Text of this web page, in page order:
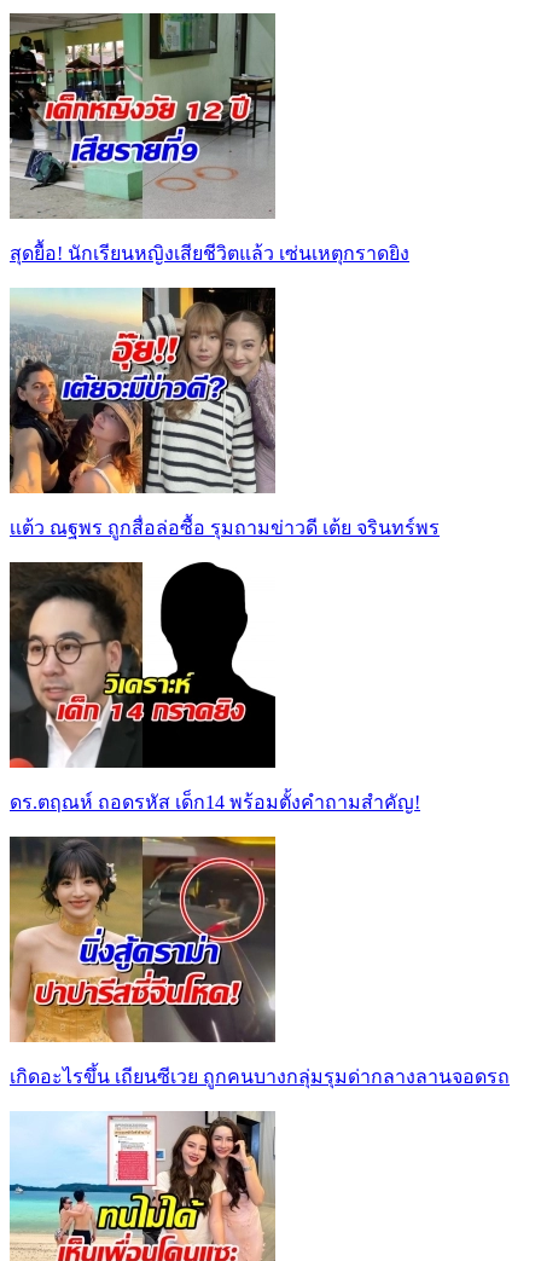
สุดยื้อ! นักเรียนหญิงเสียชีวิตแล้ว เซ่นเหตุกราดยิง
เเต้ว ณฐพร ถูกสื่อล่อซื้อ รุมถามข่าวดี เต้ย จรินทร์พร
ดร.ตฤณห์ ถอดรหัส เด็ก14 พร้อมตั้งคำถามสำคัญ!
เกิดอะไรขึ้น เถียนซีเวย ถูกคนบางกลุ่มรุมด่ากลางลานจอดรถ